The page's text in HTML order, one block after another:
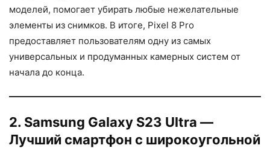
моделей, помогает убирать любые нежелательные
элементы из снимков. В итоге, Pixel 8 Pro
предоставляет пользователям одну из самых
универсальных и продуманных камерных систем от
начала до конца.
2. Samsung Galaxy S23 Ultra —
Лучший смартфон с широкоугольной